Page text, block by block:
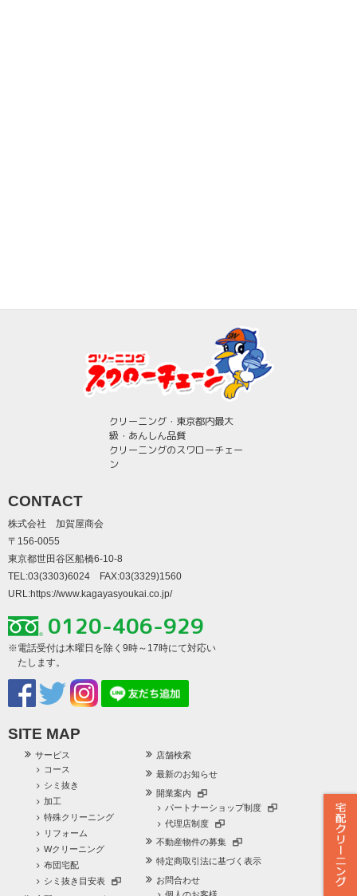
クリーニング・東京都内最大
級・あんしん品質
クリーニングのスワローチェー
ン
CONTACT
株式会社 加賀屋商会
〒156-0055
東京都世田谷区船橋6-10-8
TEL:03(3303)6024 FAX:03(3329)1560
URL:https://www.kagayasyoukai.co.jp/
0120-406-929
※電話受付は木曜日を除く9時～17時にて対応い
たします。
SITE MAP
サービス
コース
シミ抜き
加工
特殊クリーニング
リフォーム
Wクリーニング
布団宅配
シミ抜き目安表
店舗検索
最新のお知らせ
開業案内
パートナーショップ制度
代理店制度
不動産物件の募集
特定商取引法に基づく表示
お問合わせ